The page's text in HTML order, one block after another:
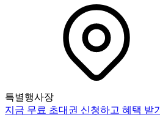
특별행사장
지금 무료 초대권 신청하고 혜택 받기